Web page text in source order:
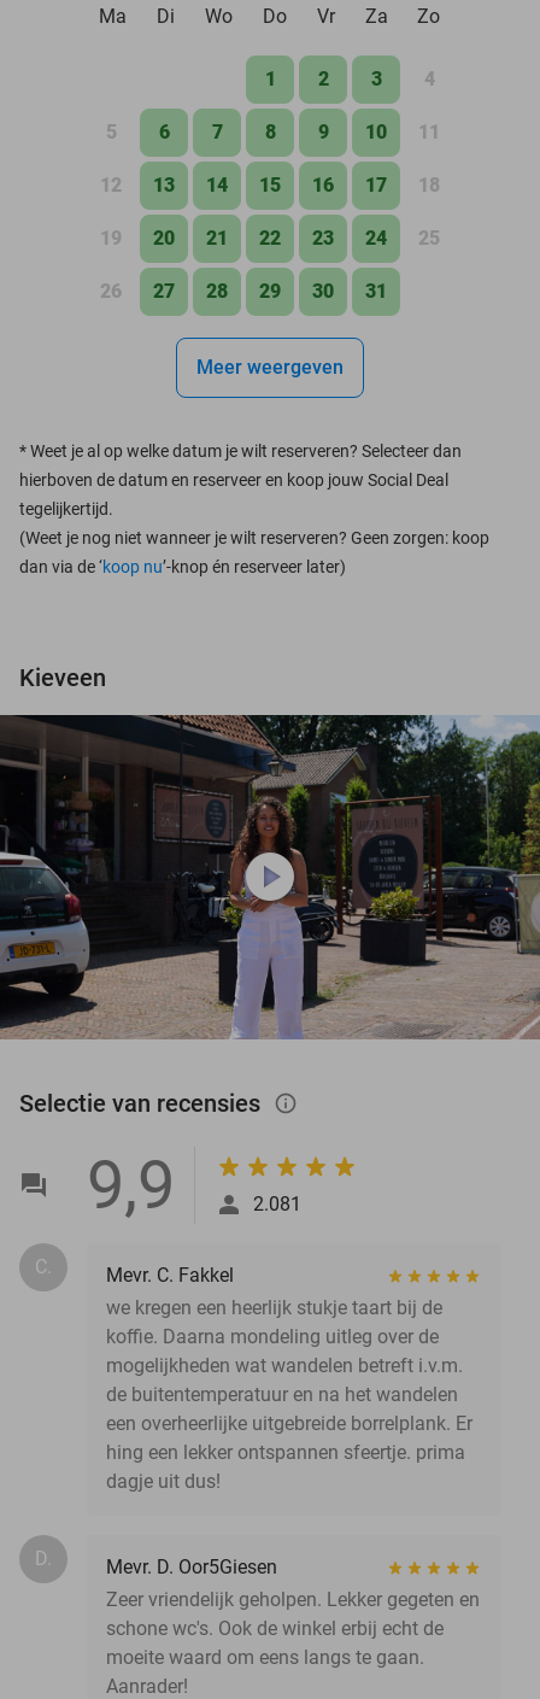
Ma Di Wo Do Vr Za Zo
1 2 3 4
5 6 7 8 9 10 11
12 13 14 15 16 17 18
19 20 21 22 23 24 25
26 27 28 29 30 31
Meer weergeven
*Weet je al op welke datum je wilt reserveren? Selecteer dan
hierboven de datum en reserveer en koop jouw Social Deal
tegelijkertijd.
(Weet je nog niet wanneer je wilt reserveren? Geen zorgen: koop
dan via de ‘koop nu’-knop én reserveer later)
Kieveen
play_circle
Selectie van recensies info_outlined
9,9 2.081
C.
Mevr. C. Fakkel
we kregen een heerlijk stukje taart bij de
koffie. Daarna mondeling uitleg over de
mogelijkheden wat wandelen betreft i.v.m.
de buitentemperatuur en na het wandelen
een overheerlijke uitgebreide borrelplank. Er
hing een lekker ontspannen sfeertje. prima
dagje uit dus!
D.
Mevr. D. Oor5Giesen
Zeer vriendelijk geholpen. Lekker gegeten en
schone wc's. Ook de winkel erbij echt de
moeite waard om eens langs te gaan.
Aanrader!